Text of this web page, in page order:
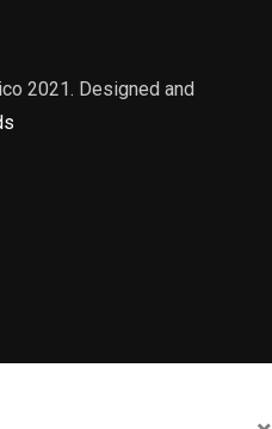
2021. Designed and